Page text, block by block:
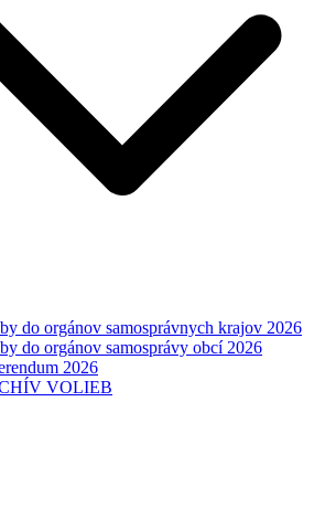
do orgánov samosprávnych krajov 2026
do orgánov samosprávy obcí 2026
2026
VOLIEB